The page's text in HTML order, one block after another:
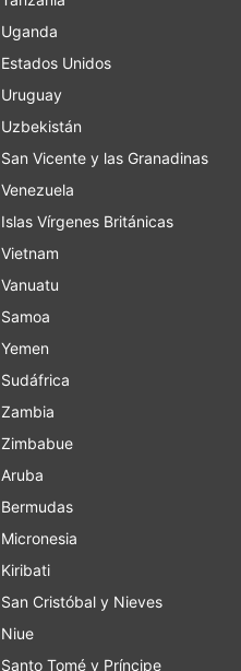
Uganda
Estados Unidos
Uruguay
Uzbekistán
San Vicente y las Granadinas
Venezuela
Islas Vírgenes Británicas
Vietnam
Vanuatu
Samoa
Yemen
Sudáfrica
Zambia
Zimbabue
Aruba
Bermudas
Micronesia
Kiribati
San Cristóbal y Nieves
Niue
Santo Tomé y Príncipe